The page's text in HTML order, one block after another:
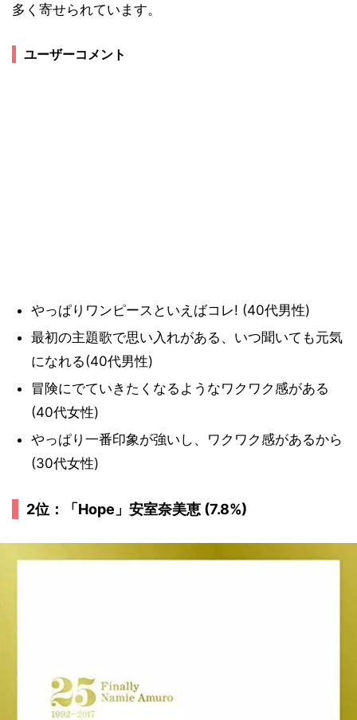
多く寄せられています。
ユーザーコメント
やっぱりワンピースといえばコレ! (40代男性)
最初の主題歌で思い入れがある、いつ聞いても元気
になれる(40代男性)
冒険にでていきたくなるようなワクワク感がある
(40代女性)
やっぱり一番印象が強いし、ワクワク感があるから
(30代女性)
2位：「Hope」安室奈美恵 (7.8%)